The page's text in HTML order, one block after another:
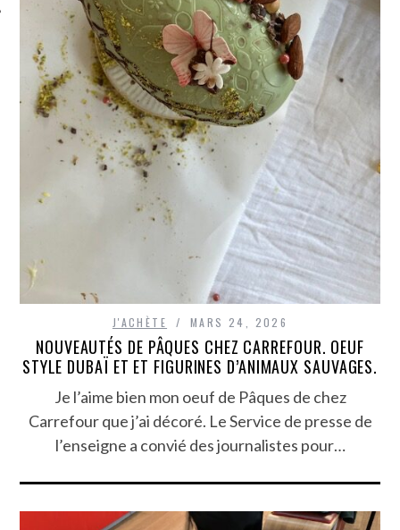
J'ACHÈTE MARS 24, 2026
NOUVEAUTÉS DE PÂQUES CHEZ CARREFOUR. OEUF
STYLE DUBAÏ ET ET FIGURINES D’ANIMAUX SAUVAGES.
Je l’aime bien mon oeuf de Pâques de chez
Carrefour que j’ai décoré. Le Service de presse de
l’enseigne a convié des journalistes pour…